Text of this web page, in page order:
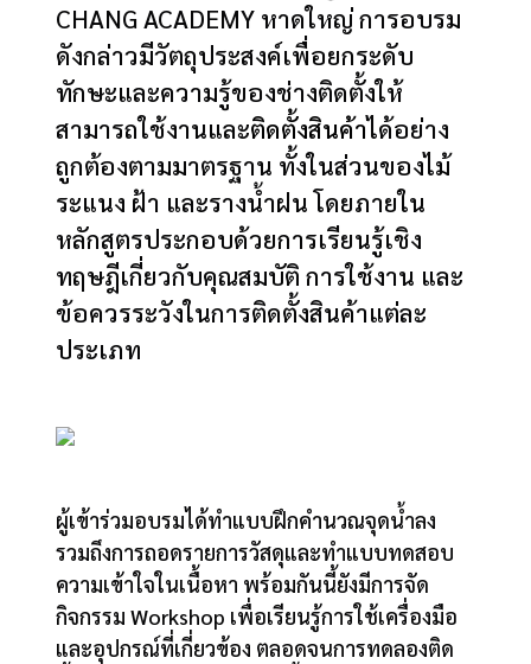
CHANG ACADEMY หาดใหญ่ การอบรม
ดังกล่าวมีวัตถุประสงค์เพื่อยกระดับ
ทักษะและความรู้ของช่างติดตั้งให้
สามารถใช้งานและติดตั้งสินค้าได้อย่าง
ถูกต้องตามมาตรฐาน ทั้งในส่วนของไม้
ระแนง ฝ้า และรางน้ำฝน โดยภายใน
หลักสูตรประกอบด้วยการเรียนรู้เชิง
ทฤษฎีเกี่ยวกับคุณสมบัติ การใช้งาน และ
ข้อควรระวังในการติดตั้งสินค้าแต่ละ
ประเภท
ผู้เข้าร่วมอบรมได้ทำแบบฝึกคำนวณจุดน้ำลง
รวมถึงการถอดรายการวัสดุและทำแบบทดสอบ
ความเข้าใจในเนื้อหา พร้อมกันนี้ยังมีการจัด
กิจกรรม Workshop เพื่อเรียนรู้การใช้เครื่องมือ
และอุปกรณ์ที่เกี่ยวข้อง ตลอดจนการทดลองติด